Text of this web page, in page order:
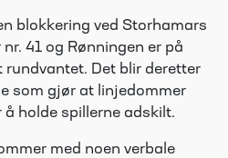
blokkering ved Storhamars
41 og Rønningen er på
rundvantet. Det blir deretter
som gjør at linjedommer
holde spillerne adskilt.
med noen verbale